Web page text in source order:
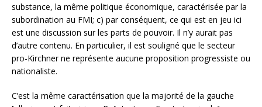
substance, la même politique économique, caractérisée par la
subordination au FMI; c) par conséquent, ce qui est en jeu ici
est une discussion sur les parts de pouvoir. Il n’y aurait pas
d’autre contenu. En particulier, il est souligné que le secteur
pro-Kirchner ne représente aucune proposition progressiste ou
nationaliste.
C’est la même caractérisation que la majorité de la gauche